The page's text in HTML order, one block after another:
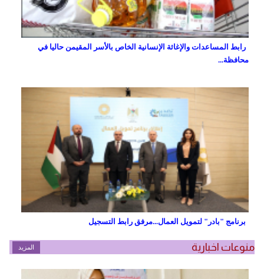
رابط المساعدات والإغاثة الإنسانية الخاص بالأسر المقيمن حاليا في
محافظة...
برنامج "بادر" لتمويل العمال...مرفق رابط التسجيل
منوعات اخبارية المزيد